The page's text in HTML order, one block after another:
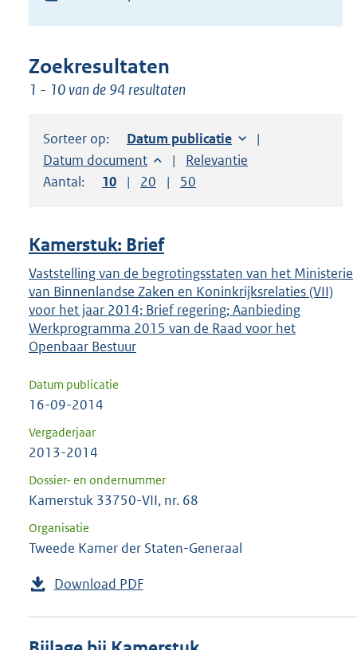
suggesties.
Druk
om
uw
keuze
te
bevestigen.
Zoekresultaten
1 - 10 van de 94 resultaten
Sorteer op: Sorteer op:
Datum publicatie
Sorteer op:
Datum document Sorteer op:
Relevantie
Aantal:
Toon
10 resultaten per pagina
Toon
20 resultaten per pagina
Toon
50
Kamerstuk: Brief
Vaststelling van de begrotingsstaten van het Ministerie
van Binnenlandse Zaken en Koninkrijksrelaties (VII)
voor het jaar 2014; Brief regering; Aanbieding
Werkprogramma 2015 van de Raad voor het
Openbaar Bestuur
Datum publicatie
16-09-2014
Vergaderjaar
2013-2014
Dossier- en ondernummer
Kamerstuk 33750-VII, nr. 68
Organisatie
Tweede Kamer der Staten-Generaal
Download PDF